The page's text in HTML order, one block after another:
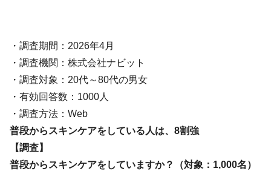
・調査期間：2026年4月
・調査機関：株式会社ナビット
・調査対象：20代～80代の男女
・有効回答数：1000人
・調査方法：Web
普段からスキンケアをしている人は、8割強
【調査】
普段からスキンケアをしていますか？（対象：1,000名）